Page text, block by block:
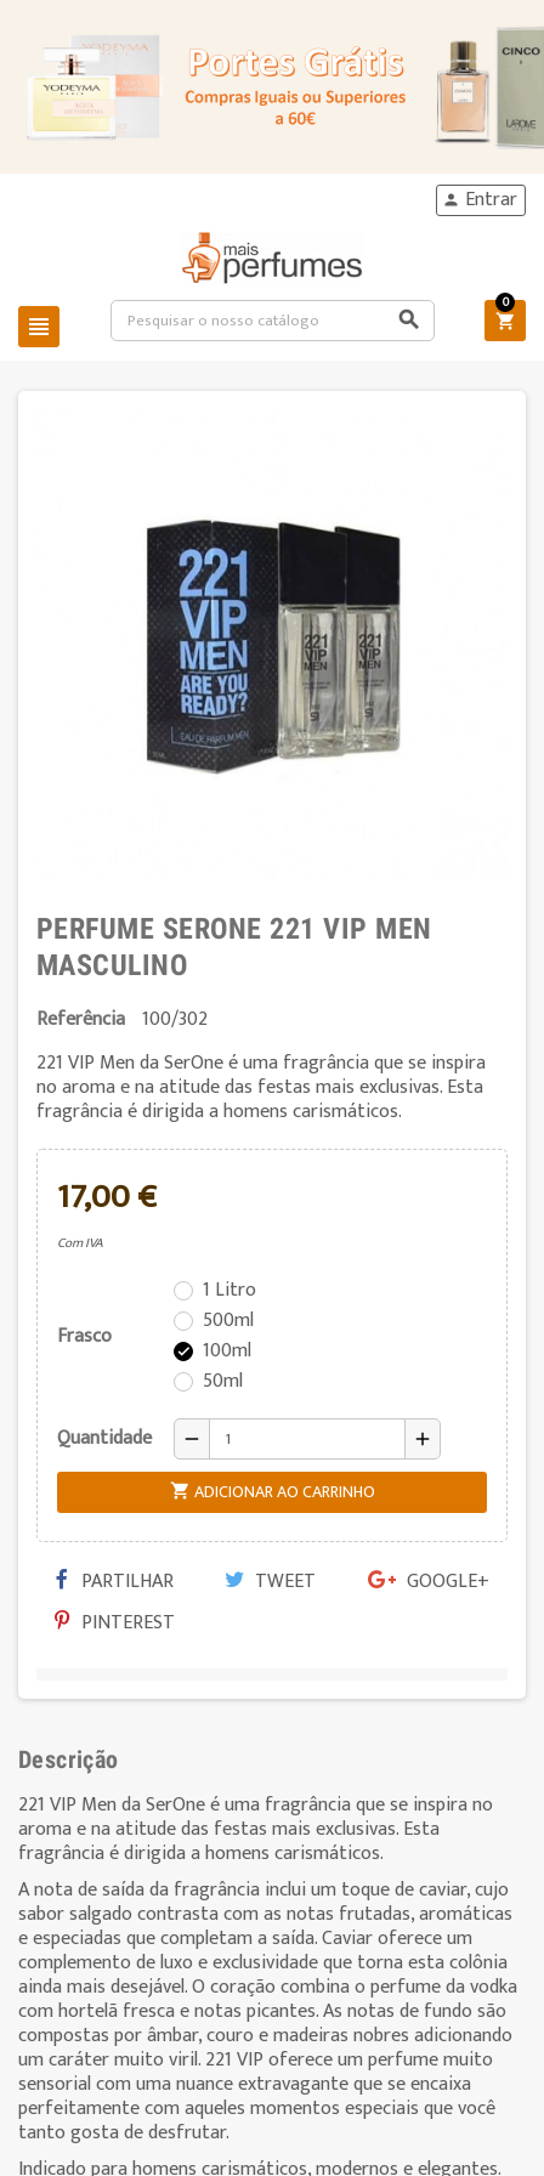
 
 Entrar

0
PERFUME SERONE 221 VIP MEN
MASCULINO
Referência 100/302
221 VIP Men da SerOne é uma fragrância que se inspira
no aroma e na atitude das festas mais exclusivas. Esta
fragrância é dirigida a homens carismáticos.
17,00 €
Com IVA
Frasco
1 Litro
500ml

100ml
50ml
Quantidade
remove add
 ADICIONAR AO CARRINHO
PARTILHAR TWEET
GOOGLE+
PINTEREST
Descrição
221 VIP Men da SerOne é uma fragrância que se inspira no
aroma e na atitude das festas mais exclusivas. Esta
fragrância é dirigida a homens carismáticos.
A nota de saída da fragrância inclui um toque de caviar, cujo
sabor salgado contrasta com as notas frutadas, aromáticas
e especiadas que completam a saída. Caviar oferece um
complemento de luxo e exclusividade que torna esta colônia
ainda mais desejável. O coração combina o perfume da vodka
com hortelã fresca e notas picantes. As notas de fundo são
compostas por âmbar, couro e madeiras nobres adicionando
um caráter muito viril. 221 VIP oferece um perfume muito
sensorial com uma nuance extravagante que se encaixa
perfeitamente com aqueles momentos especiais que você
tanto gosta de desfrutar.
Indicado para homens carismáticos, modernos e elegantes.